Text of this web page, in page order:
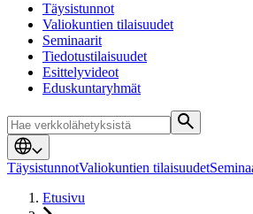
Täysistunnot
Valiokuntien tilaisuudet
Seminaarit
Tiedotustilaisuudet
Esittelyvideot
Eduskuntaryhmät
TäysistunnotValiokuntien tilaisuudet
Etusivu